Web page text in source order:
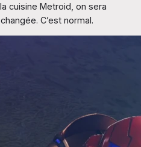
cuisine Metroid, on sera
C’est normal.